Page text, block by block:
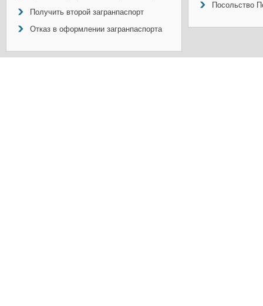
Получить второй загранпаспорт
Отказ в оформлении загранпаспорта
Посольство